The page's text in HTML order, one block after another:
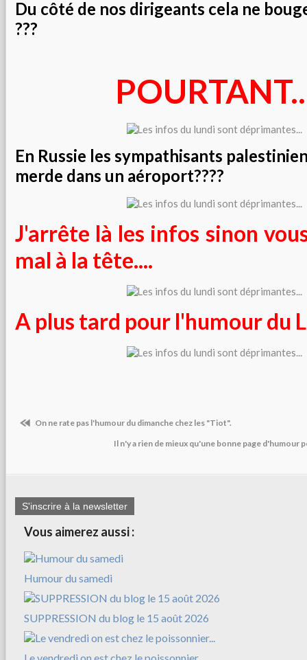
Du côté de nos dirigeants cela ne
???
En Russie les sympathisants
merde dans un aéroport????
J'arrête là les infos sinon
mal à la tête....
A plus tard pour l'humour du
On ne rate pas l'humour du dimanche chez les "Tiot".
Il n'y a rien de mieux qu'une bonne page d'humour
S'inscrire à la newsletter
Vous aimerez aussi :
Humour du samedi
SUPPRESSION du blog le 15 août 2026
Le vendredi on est chez le poissonnier...